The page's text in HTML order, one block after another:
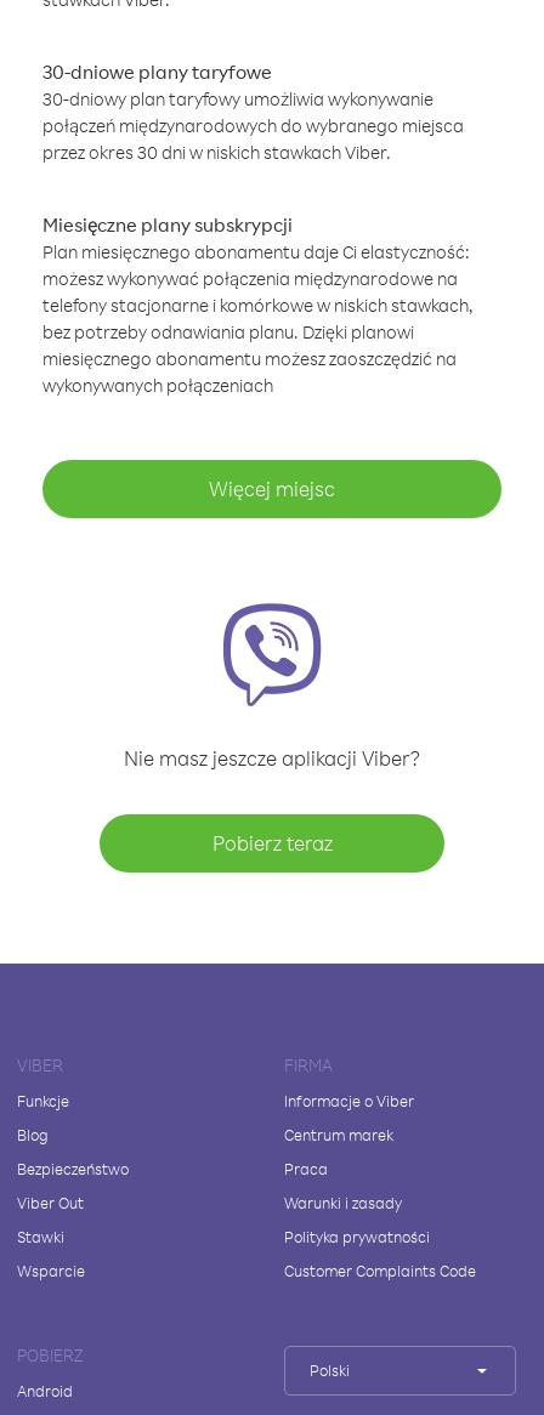
30-dniowe plany taryfowe
30-dniowy plan taryfowy umożliwia wykonywanie
połączeń międzynarodowych do wybranego miejsca
przez okres 30 dni w niskich stawkach Viber.
Miesięczne plany subskrypcji
Plan miesięcznego abonamentu daje Ci elastyczność:
możesz wykonywać połączenia międzynarodowe na
telefony stacjonarne i komórkowe w niskich stawkach,
bez potrzeby odnawiania planu. Dzięki planowi
miesięcznego abonamentu możesz zaoszczędzić na
wykonywanych połączeniach
Więcej miejsc
Nie masz jeszcze aplikacji Viber?
Pobierz teraz
VIBER
Funkcje
Blog
Bezpieczeństwo
Viber Out
Stawki
Wsparcie
FIRMA
Informacje o Viber
Centrum marek
Praca
Warunki i zasady
Polityka prywatności
Customer Complaints Code
POBIERZ
Android
Polski